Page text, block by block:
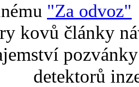
"Za odvoz"
kovů články
detektorů